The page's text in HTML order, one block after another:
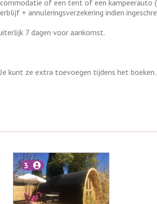
of een tent of een kampeerauto
+ annuleringsverzekering indien
7 dagen voor aankomst.
kunt ze extra toevoegen tijdens het boeken.
3